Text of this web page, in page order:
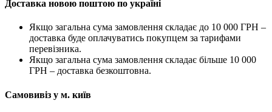
Доставка новою поштою по україні
Якщо загальна сума замовлення складає до 10 000 ГРН –
доставка буде оплачуватись покупцем за тарифами
перевізника.
Якщо загальна сума замовлення складає більше 10 000
ГРН – доставка безкоштовна.
Самовивіз у м. київ